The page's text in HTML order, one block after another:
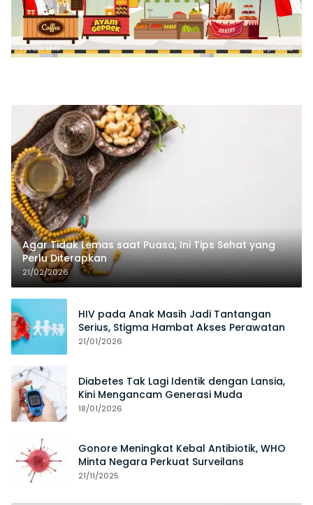
Agar Tidak Lemas saat Puasa, Ini Tips Sehat yang
Perlu Diterapkan
21/02/2026
HIV pada Anak Masih Jadi Tantangan
Serius, Stigma Hambat Akses Perawatan
21/01/2026
Diabetes Tak Lagi Identik dengan Lansia,
Kini Mengancam Generasi Muda
18/01/2026
Gonore Meningkat Kebal Antibiotik, WHO
Minta Negara Perkuat Surveilans
21/11/2025